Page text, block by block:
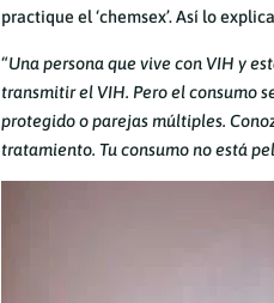
practique el ‘chemsex’. Así lo
“Una persona que vive con VIH y
transmitir el VIH. Pero el consumo
protegido o parejas múltiples.
tratamiento. Tu consumo no está